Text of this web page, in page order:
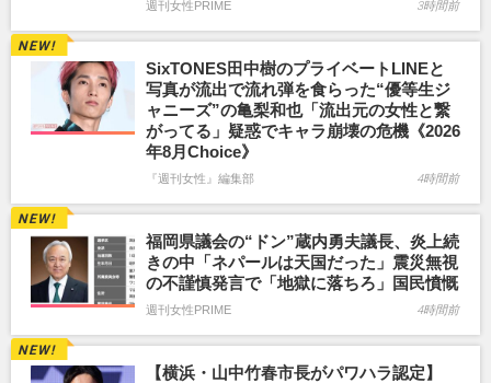
週刊女性PRIME 3時間前
SixTONES田中樹のプライベートLINEと
写真が流出で流れ弾を食らった“優等生ジ
ャニーズ”の亀梨和也「流出元の女性と繋
がってる」疑惑でキャラ崩壊の危機《2026
年8月Choice》
『週刊女性』編集部 4時間前
福岡県議会の“ドン”蔵内勇夫議長、炎上続
きの中「ネパールは天国だった」震災無視
の不謹慎発言で「地獄に落ちろ」国民憤慨
週刊女性PRIME 4時間前
【横浜・山中竹春市長がパワハラ認定】